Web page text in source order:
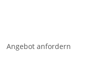
Angebot anfordern